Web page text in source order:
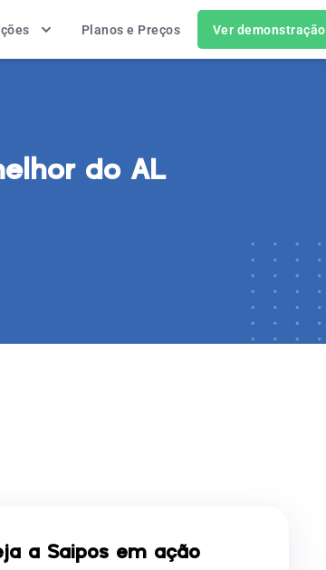
Planos e Preços Ver demonstração
do AL
a Saipos em ação